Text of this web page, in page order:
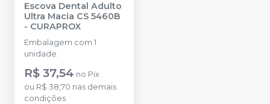
Escova Dental Adulto
Ultra Macia CS 5460B
- CURAPROX
Embalagem com 1
unidade.
R$ 37,54 no Pix
ou R$ 38,70 nas demais
condições